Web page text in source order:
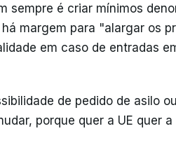
sempre é criar mínimos
há margem para "alargar os
em caso de entradas
de pedido de asilo
porque quer a UE quer